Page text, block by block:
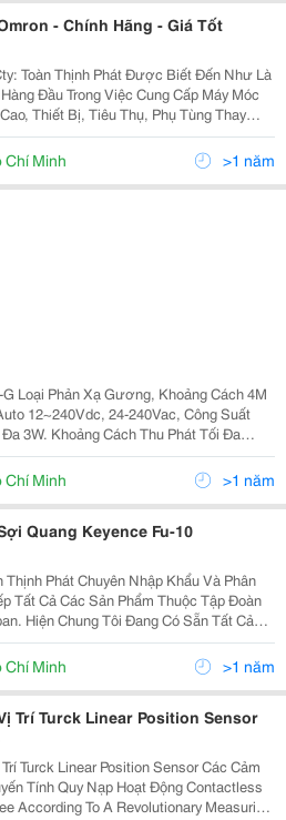
- Chính Hãng - Giá Tốt
Như Là
Đầu Trong Việc Cung Cấp Máy Móc
Thiết Bị, Tiêu Thụ, Phụ Tùng Thay
Kỹ Thuật Xuất Sắc Tại Việt Nam. Toàn
Hào Mang Đến Dịch Vụ - Gi
Chí Minh >1 năm
Loại Phản Xạ Gương, Khoảng Cách 4M
12~240Vdc, 24-240Vac, Công Suất
Thu Phát Tối Đa
Spdt 3A-250Vac Chế Độ Làm Việc
On Lựa Chọn, Nhiệt Độ Làm Việc -
Chí Minh >1 năm
Quang Keyence Fu-10
Thịnh Phát Chuyên Nhập Khẩu Và Phân
Tất Cả Các Sản Phẩm Thuộc Tập Đoàn
Hiện Chung Tôi Đang Có Sẵn Tất Cả
Quang Sợi Keyence Fu -10, Fu -11, Fu
-15, Fu -16, Fu - 16Z, Fu -18, Fu
Chí Minh >1 năm
Trí Turck Linear Position Sensor
Linear Position Sensor Các Cảm
Tính Quy Nạp Hoạt Động Contactless
According To A Revolutionary Measuring